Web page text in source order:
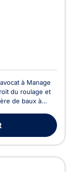
à Manage
du roulage et
de baux à
si vous êtes